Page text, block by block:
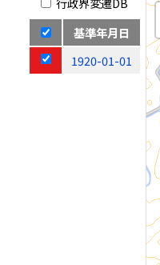
基準年月日
1920-01-01